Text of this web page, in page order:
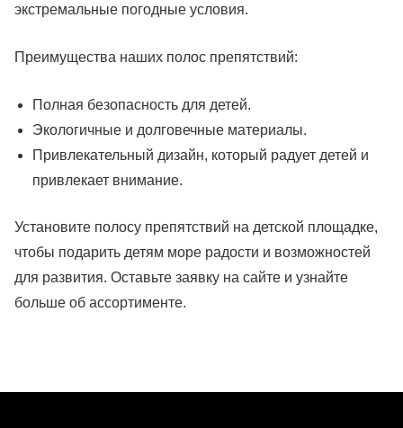
экстремальные погодные условия.
Преимущества наших полос препятствий:
Полная безопасность для детей.
Экологичные и долговечные материалы.
Привлекательный дизайн, который радует детей и
привлекает внимание.
Установите полосу препятствий на детской площадке,
чтобы подарить детям море радости и возможностей
для развития. Оставьте заявку на сайте и узнайте
больше об ассортименте.